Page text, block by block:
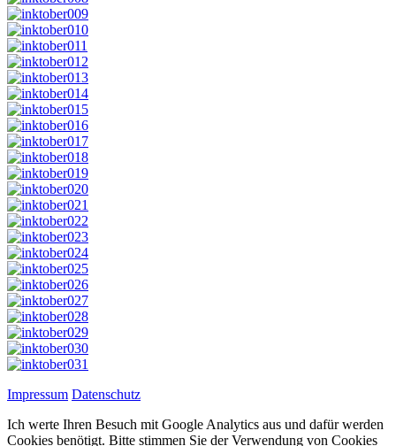
Impressum Datenschutz
Ich werte Ihren Besuch mit Google Analytics aus und dafür werden
Cookies benötigt. Bitte stimmen Sie der Verwendung von Cookies